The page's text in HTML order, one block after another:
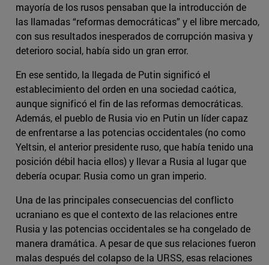
mayoría de los rusos pensaban que la introducción de
las llamadas “reformas democráticas” y el libre mercado,
con sus resultados inesperados de corrupción masiva y
deterioro social, había sido un gran error.
En ese sentido, la llegada de Putin significó el
establecimiento del orden en una sociedad caótica,
aunque significó el fin de las reformas democráticas.
Además, el pueblo de Rusia vio en Putin un líder capaz
de enfrentarse a las potencias occidentales (no como
Yeltsin, el anterior presidente ruso, que había tenido una
posición débil hacia ellos) y llevar a Rusia al lugar que
debería ocupar: Rusia como un gran imperio.
Una de las principales consecuencias del conflicto
ucraniano es que el contexto de las relaciones entre
Rusia y las potencias occidentales se ha congelado de
manera dramática. A pesar de que sus relaciones fueron
malas después del colapso de la URSS, esas relaciones